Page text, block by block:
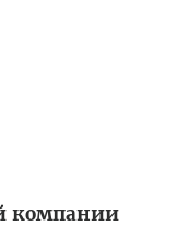
компании